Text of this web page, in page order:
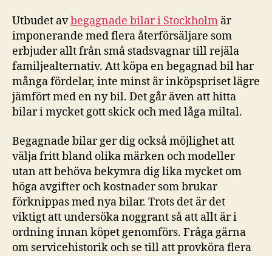
Utbudet avbegagnade bilar i Stockholm är
imponerande med flera återförsäljare som
erbjuder allt från små stadsvagnar till rejäla
familjealternativ. Att köpa en begagnad bil har
många fördelar, inte minst är inköpspriset lägre
jämfört med en ny bil. Det går även att hitta
bilar i mycket gott skick och med låga miltal.
Begagnade bilar ger dig också möjlighet att
välja fritt bland olika märken och modeller
utan att behöva bekymra dig lika mycket om
höga avgifter och kostnader som brukar
förknippas med nya bilar. Trots det är det
viktigt att undersöka noggrant så att allt är i
ordning innan köpet genomförs. Fråga gärna
om servicehistorik och se till att provköra flera